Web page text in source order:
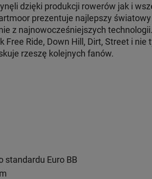
dzięki produkcji rowerów jak i
prezentuje najlepszy
z najnowocześniejszych
Ride, Down Hill, Dirt, Street i nie
rzeszę kolejnych fanów.
standardu Euro BB